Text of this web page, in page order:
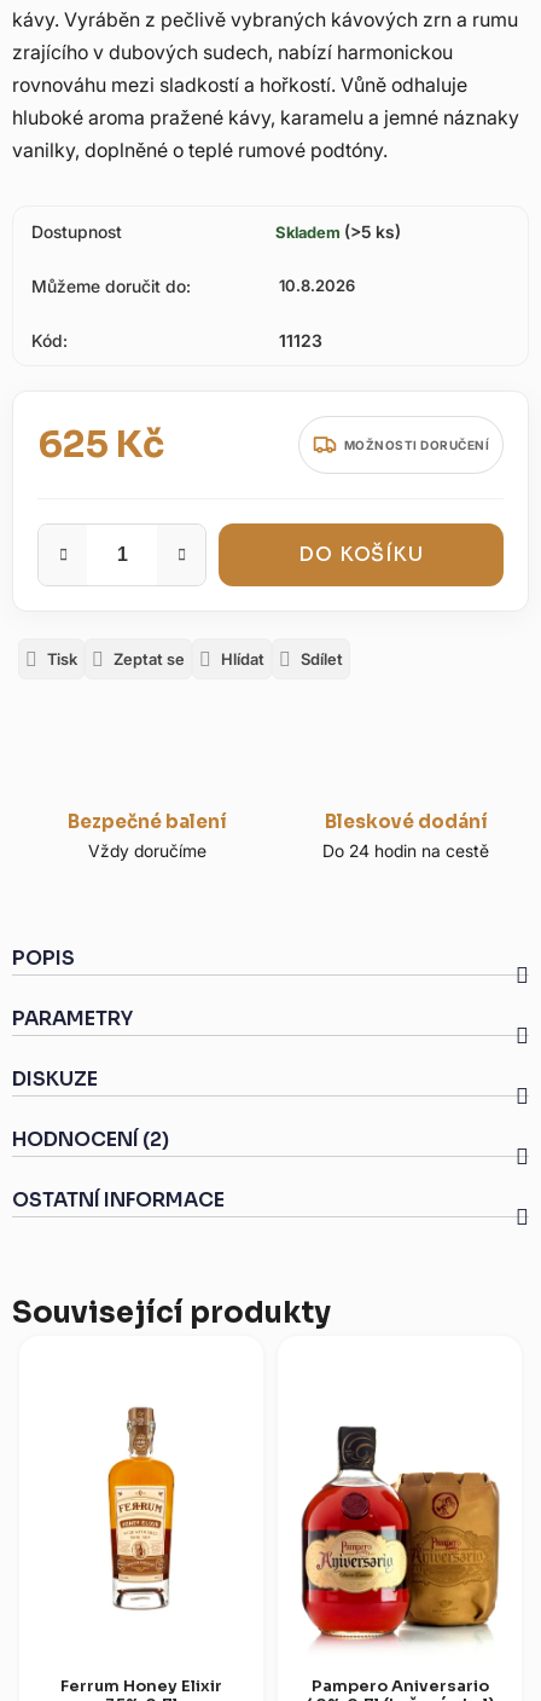
kávy. Vyráběn z pečlivě vybraných kávových zrn a rumu
zrajícího v dubových sudech, nabízí harmonickou
rovnováhu mezi sladkostí a hořkostí. Vůně odhaluje
hluboké aroma pražené kávy, karamelu a jemné náznaky
vanilky, doplněné o teplé rumové podtóny.
Dostupnost Skladem (>5 ks)
Můžeme doručit do: 10.8.2026
Kód: 11123
625 Kč
Měrná cena:
MOŽNOSTI DORUČENÍ
DO KOŠÍKU
Tisk Zeptat se Hlídat Sdílet
Bezpečné balení
Vždy doručíme
Bleskové dodání
Do 24 hodin na cestě
POPIS
PARAMETRY
DISKUZE
HODNOCENÍ (2)
OSTATNÍ INFORMACE
Související produkty
Ferrum Honey Elixir
Pampero Aniversario